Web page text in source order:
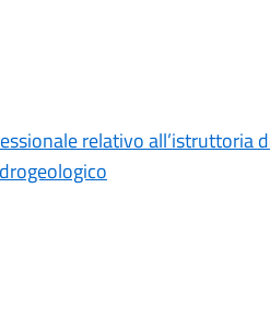
relativo all’istruttoria